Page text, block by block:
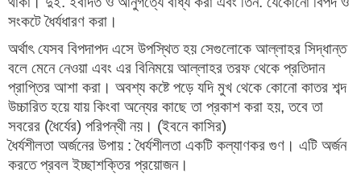
সংকটে ধৈর্যধারণ করা।
অর্থাৎ যেসব বিপদাপদ এসে উপস্থিত হয় সেগুলোকে আল্লাহর সিদ্ধান্ত
বলে মেনে নেওয়া এবং এর বিনিময়ে আল্লাহর তরফ থেকে প্রতিদান
প্রাপ্তির আশা করা। অবশ্য কষ্টে পড়ে যদি মুখ থেকে কোনো কাতর শব্দ
উচ্চারিত হয়ে যায় কিংবা অন্যের কাছে তা প্রকাশ করা হয়, তবে তা
সবরের (ধৈর্যের) পরিপন্থী নয়। (ইবনে কাসির)
ধৈর্যশীলতা অর্জনের উপায় : ধৈর্যশীলতা একটি কল্যাণকর গুণ। এটি অর্জন
করতে প্রবল ইচ্ছাশক্তির প্রয়োজন।